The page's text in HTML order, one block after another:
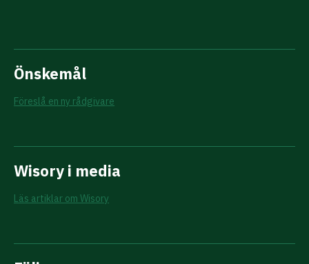
Önskemål
Föreslå en ny rådgivare
Wisory i media
Läs artiklar om Wisory